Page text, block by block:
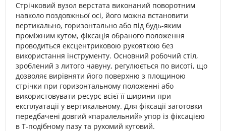
Стрічковий вузол верстата виконаний поворотним
навколо поздовжньої осі, його можна встановити
вертикально, горизонтально або під будь-яким
проміжним кутом, фіксація обраного положення
проводиться ексцентриковою рукояткою без
використання інструменту. Основний робочий стіл,
зроблений з литого чавуну, регулюється по висоті, що
дозволяє вирівняти його поверхню з площиною
стрічки при горизонтальному положенні або
використовувати ресурс всієї її ширини при
експлуатації у вертикальному. Для фіксації заготовки
передбачені довгий «паралельний» упор із фіксацією
в Т-подібному пазу та рухомий кутовий.